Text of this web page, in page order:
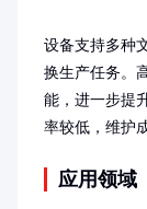
设备支持多种
换生产任务。
能，进一步提
率较低，维护
应用领域